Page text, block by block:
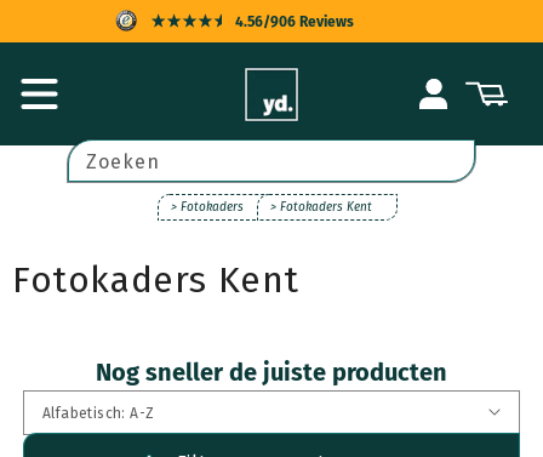
content
4.56/906 Reviews
KOPERSBESCHERMING
SNELLE LEVERING
UITSTEKENDE KLANTENSERVICE
InloggenWinkelwagen
Zoeken
> Fotokaders > Fotokaders Kent
Fotokaders Kent
Nog sneller de juiste producten